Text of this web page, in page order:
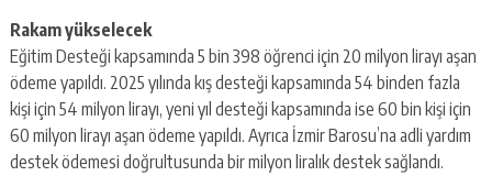
Rakam yükselecek
Eğitim Desteği kapsamında 5 bin 398 öğrenci için 20 milyon lirayı aşan
ödeme yapıldı. 2025 yılında kış desteği kapsamında 54 binden fazla
kişi için 54 milyon lirayı, yeni yıl desteği kapsamında ise 60 bin kişi için
60 milyon lirayı aşan ödeme yapıldı. Ayrıca İzmir Barosu’na adli yardım
destek ödemesi doğrultusunda bir milyon liralık destek sağlandı.